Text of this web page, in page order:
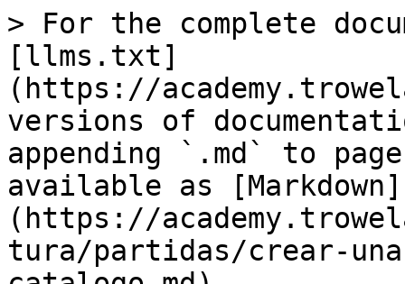
> For the complete
[llms.txt]
(https://
versions of
appending `.md` to
available as [Markdown]
(https://
tura/partidas/crear-